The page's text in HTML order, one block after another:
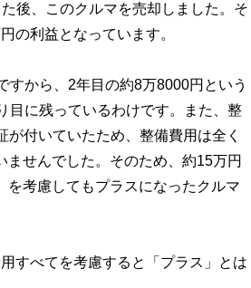
後、このクルマを売却しました。そ
の利益となっています。
から、2年目の約8万8000円という
目に残っているわけです。また、整
付いていたため、整備費用は全く
せんでした。そのため、約15万円
を考慮してもプラスになったクルマ
すべてを考慮すると「プラス」とは